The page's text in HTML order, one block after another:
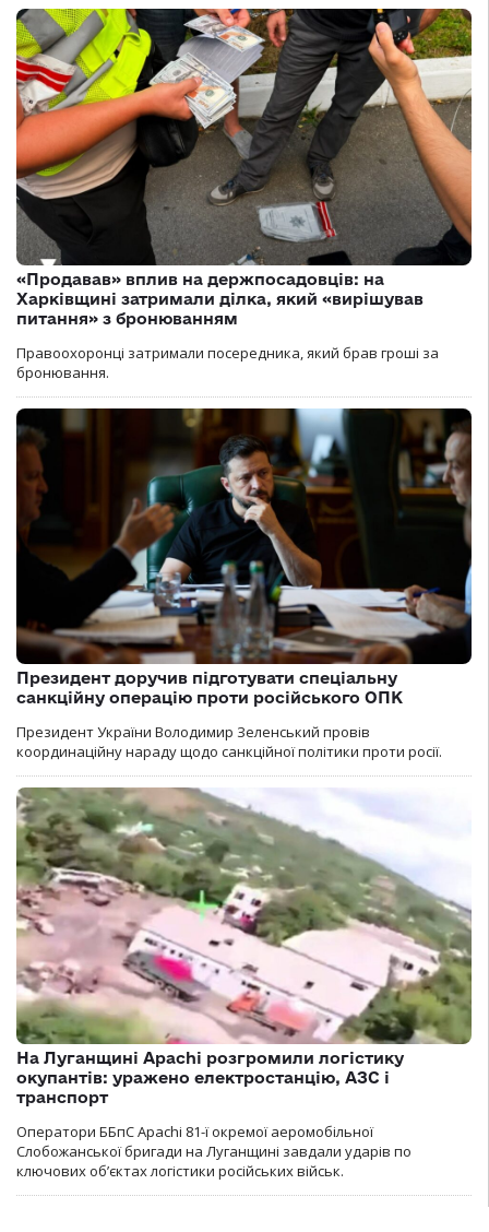
«Продавав» вплив на держпосадовців: на
Харківщині затримали ділка, який «вирішував
питання» з бронюванням
Правоохоронці затримали посередника, який брав гроші за
бронювання.
Президент доручив підготувати спеціальну
санкційну операцію проти російського ОПК
Президент України Володимир Зеленський провів
координаційну нараду щодо санкційної політики проти росії.
На Луганщині Apachi розгромили логістику
окупантів: уражено електростанцію, АЗС і
транспорт
Оператори ББпС Apachi 81-ї окремої аеромобільної
Слобожанської бригади на Луганщині завдали ударів по
ключових об’єктах логістики російських військ.